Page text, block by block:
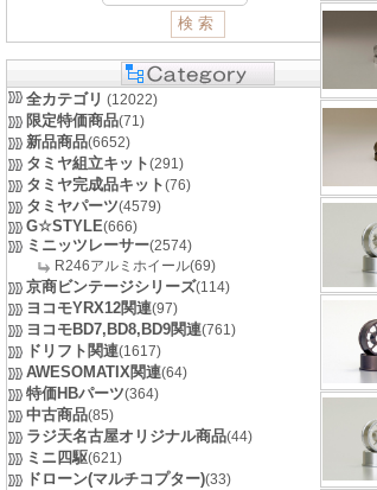
全カテゴリ (12022)
限定特価商品(71)
新品商品(6652)
タミヤ組立キット(291)
タミヤ完成品キット(76)
タミヤパーツ(4579)
G☆STYLE(666)
ミニッツレーサー(2574)
R246アルミホイール(69)
京商ビンテージシリーズ(114)
ヨコモYRX12関連(97)
ヨコモBD7,BD8,BD9関連(761)
ドリフト関連(1617)
AWESOMATIX関連(64)
特価HBパーツ(364)
中古商品(85)
ラジ天名古屋オリジナル商品(44)
ミニ四駆(621)
ドローン(マルチコプター)(33)